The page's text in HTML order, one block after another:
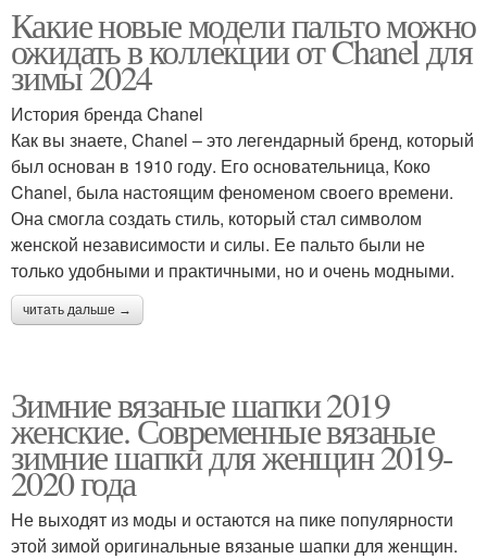
Какие новые модели пальто можно
ожидать в коллекции от Chanel для
зимы 2024
История бренда Chanel
Как вы знаете, Chanel – это легендарный бренд, который
был основан в 1910 году. Его основательница, Коко
Chanel, была настоящим феноменом своего времени.
Она смогла создать стиль, который стал символом
женской независимости и силы. Ее пальто были не
только удобными и практичными, но и очень модными.
читать дальше →
Зимние вязаные шапки 2019
женские. Современные вязаные
зимние шапки для женщин 2019-
2020 года
Не выходят из моды и остаются на пике популярности
этой зимой оригинальные вязаные шапки для женщин.